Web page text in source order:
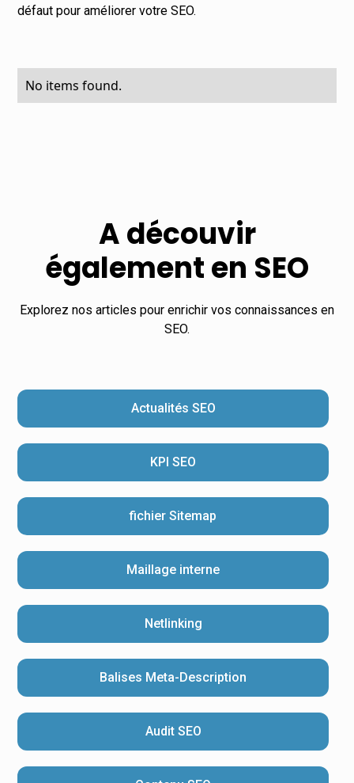
défaut pour améliorer votre SEO.
No items found.
A découvir
également en SEO
Explorez nos articles pour enrichir vos connaissances en
SEO.
Actualités SEO
KPI SEO
fichier Sitemap
Maillage interne
Netlinking
Balises Meta-Description
Audit SEO